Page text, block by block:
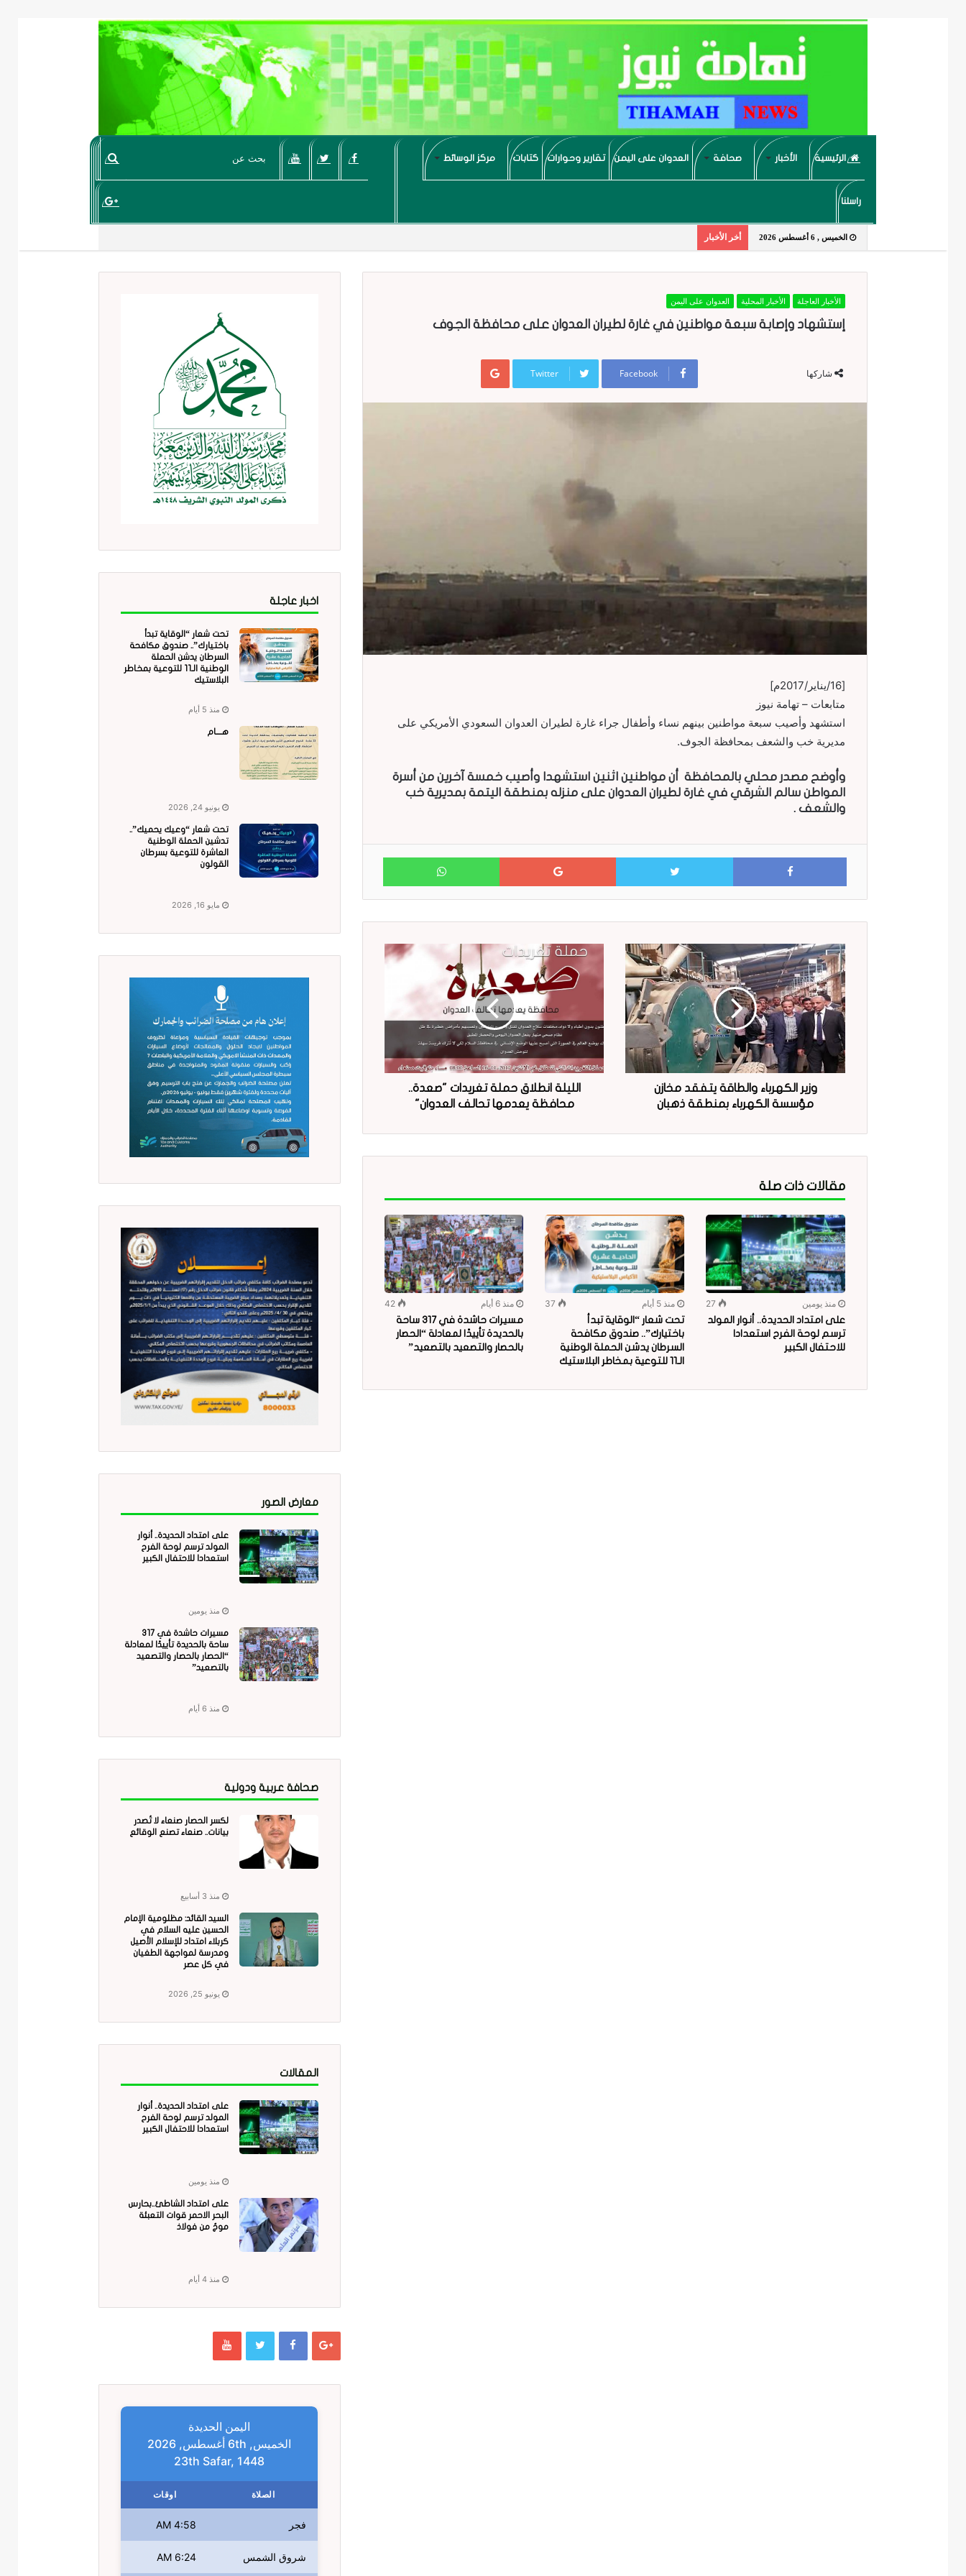
الرئيسية الأخبار صحافة العدوان على اليمن تقارير وحوارات كتابات مركز الوسائط
راسلنا
الخميس , 6 أغسطس 2026 أخر الأخبار
الأخبار العاجلة الأخبار المحلية العدوان على اليمن
إستشهاد وإصابة سبعة مواطنين في غارة لطيران العدوان على محافظة الجوف
شاركها Facebook
Twitter
Google+
[16/يناير/2017م]
متابعات – تهامة نيوز
استشهد وأصيب سبعة مواطنين بينهم نساء وأطفال جراء غارة لطيران العدوان السعودي الأمريكي على
مديرية خب والشعف بمحافظة الجوف.
وأوضح مصدر محلي بالمحافظة أن مواطنين اثنين استشهدا وأصيب خمسة آخرين من أسرة
المواطن سالم الشرقي في غارة لطيران العدوان على منزله بمنطقة اليتمة بمديرية خب
والشعف .
Facebook
Twitter
Google+
WhatsApp
وزير الكهرباء والطاقة يتفقد مخازن
مؤسسة الكهرباء بمنطقة ذهبان
الليلة انطلاق حملة تغريدات "صعدة..
محافظة يعدمها تحالف العدوان"
مقالات ذات صلة
منذ يومين
27
على امتداد الحديدة.. أنوار المولد
ترسم لوحة الفرح استعدادا
للاحتفال الكبير
منذ 5 أيام
37
تحت شعار “الوقاية تبدأ
باختيارك”.. صندوق مكافحة
السرطان يدشن الحملة الوطنية
الـ11 للتوعية بمخاطر البلاستيك
منذ 6 أيام
42
مسيرات حاشدة في 317 ساحة
بالحديدة تأييدًا لمعادلة “الحصار
بالحصار والتصعيد بالتصعيد”
اخبار عاجلة
تحت شعار “الوقاية تبدأ
باختيارك”.. صندوق مكافحة
السرطان يدشن الحملة
الوطنية الـ11 للتوعية بمخاطر
البلاستيك
منذ 5 أيام
هــــام
يونيو 24, 2026
تحت شعار “وعيك يحميك”..
تدشين الحملة الوطنية
العاشرة للتوعية بسرطان
القولون
مايو 16, 2026
معارض الصور
على امتداد الحديدة.. أنوار
المولد ترسم لوحة الفرح
استعدادا للاحتفال الكبير
منذ يومين
مسيرات حاشدة في 317
ساحة بالحديدة تأييدًا لمعادلة
“الحصار بالحصار والتصعيد
بالتصعيد”
منذ 6 أيام
صحافة عربية ودولية
لكسر الحصار صنعاء لا تُصدر
بيانات.. صنعاء تصنع الوقائع
منذ 3 أسابيع
السيد القائد: مظلومية الإمام
الحسين عليه السلام في
كربلاء امتداد للإسلام الأصيل
ومدرسة لمواجهة الطغيان
في كل عصر
يونيو 25, 2026
المقالات
على امتداد الحديدة.. أنوار
المولد ترسم لوحة الفرح
استعدادا للاحتفال الكبير
منذ يومين
على امتداد الشاطئ..بحارس
البحر الاحمر قوات التعبئة
موجٌ من فولاذ
منذ 4 أيام
اليمن الحديدة
الخميس, 6th أغسطس, 2026
23th Safar, 1448
الصلاة اوقات
فجر 4:58 AM
شروق الشمس 6:24 AM